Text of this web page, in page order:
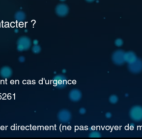
?
en cas d'urgence
directement (ne pas envoyer de